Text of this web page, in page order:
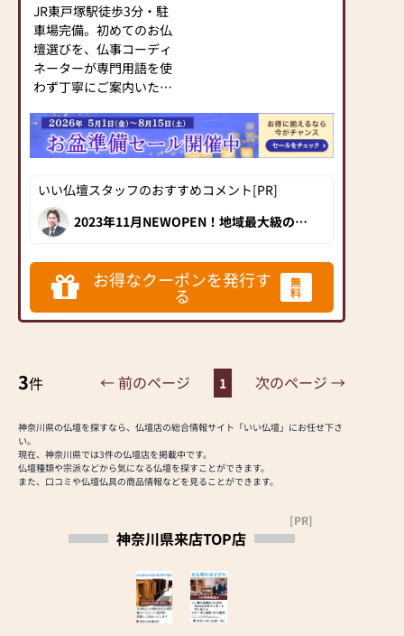
見つけていただけます。
さらに、仏具も充実して
おります。位牌や線香、
ろうそくや花立てなど、
お仏壇のセットや個別の
アイテムも豊富に揃えて
おります。お好みやご自
宅のお仏壇に合わせて、
当店の魅力は、品質と価
格のバランスです。品質
に妥協せず、お求めやす
い価格を実現していま
す。お客様に長くご利用
いただけるような耐久性
のある商品を取り扱って
おりますので、安心して
また、スタッフ一同、お
客様のご要望に丁寧にお
や仏具に関するご質問や
ご相談にも親身にお答え
し、最適なアドバイスを
いたします。お客様のご
供いたします。
お客様の大切なご供養に
寄り添い、お手伝いさせ
ていただきます。ぜひ一
ト。
⑤お仏壇は、何ヶ月先の
納品でも大切にお預りし
ます。
⑥どんなに小さな品物で
も一つからお取り寄せ可
能。
⑦仏事に関するご質問や
します。
【アクセス】JR平塚駅西
口より徒歩3分（サカエ
ヤ・ホール内 1・2Ｆ）
【駐車場】 近隣駐車場
（紅谷町、見附町、錦
JR東戸塚駅徒歩3分・駐
車場完備。初めてのお仏
壇選びを、仏事コーディ
ネーターが専門用語を使
わず丁寧にご案内いたし
統型まで常時150基展示
中。広く明るい店内に、
車椅子・ベビーカーごと
お入りいただける「みん
なのトイレ」や赤ちゃん
連れでも安心の授乳室も
ございます。
◆来店予約キャンペーン
開催中◆
１、Amazonギフト券
３、更にお値引き3,000
※キャンペーン適用には
条件がございます。下記
ページよりご確認くださ
い。
w-campaign2
◆いい仏壇クーポンご持
参で「お盆のしおり」プ
いい仏壇スタッフのおすすめコメント[PR]
2023年11月NEWOPEN！地域最大級の展
されています。仏事小物も種類豊富に
様々取り揃え、スタッフさんが確かな商
品と知識、心からのおもてなしでお客様
を温かくお出迎えしてくれます。
お得なクーポンを発行す
る
無
料
3件 ← 前のページ 1 次のページ →
神奈川県の仏壇を探すなら、仏壇店の総合情報サイト「いい仏壇」にお任せ下さ
い。
現在、神奈川県では3件の仏壇店を掲載中です。
仏壇種類や宗派などから気になる仏壇を探すことができます。
また、口コミや仏壇仏具の商品情報などを見ることができます。
神奈川県来店TOP店
[PR]